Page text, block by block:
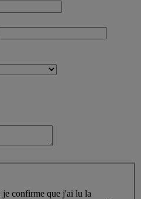
confirme que j'ai lu la